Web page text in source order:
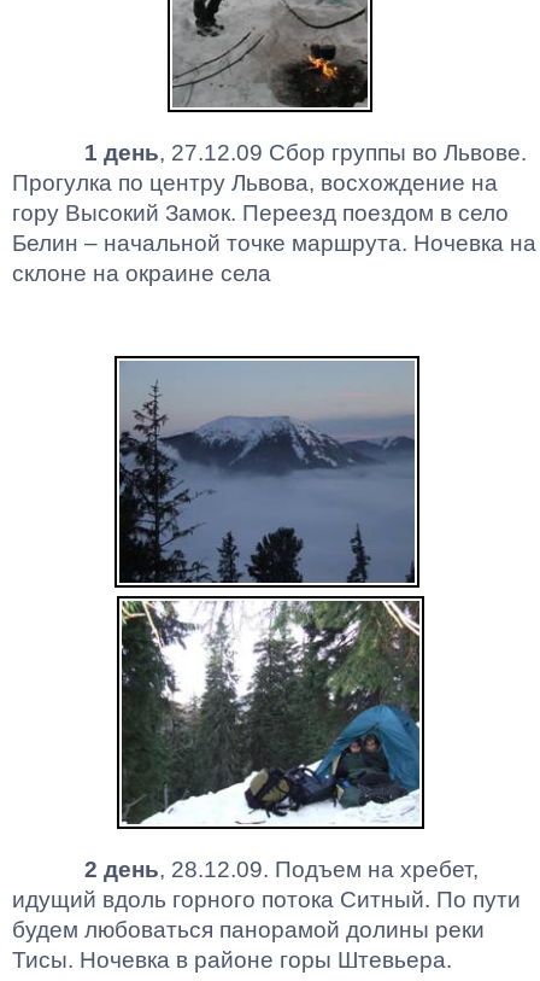
1 день, 27.12.09 Сбор группы во Львове.
Прогулка по центру Львова, восхождение на
гору Высокий Замок. Переезд поездом в село
Белин – начальной точке маршрута. Ночевка на
склоне на окраине села
2 день, 28.12.09. Подъем на хребет,
идущий вдоль горного потока Ситный. По пути
будем любоваться панорамой долины реки
Тисы. Ночевка в районе горы Штевьера.